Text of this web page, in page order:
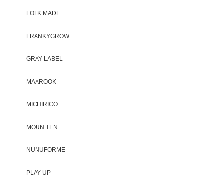
FOLK MADE
FRANKYGROW
GRAY LABEL
MAAROOK
MICHIRICO
MOUN TEN.
NUNUFORME
PLAY UP